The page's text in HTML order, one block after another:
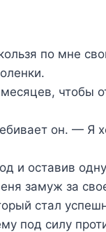
по мне
чтобы
он. — Я
и оставив
замуж за
стал
под силу